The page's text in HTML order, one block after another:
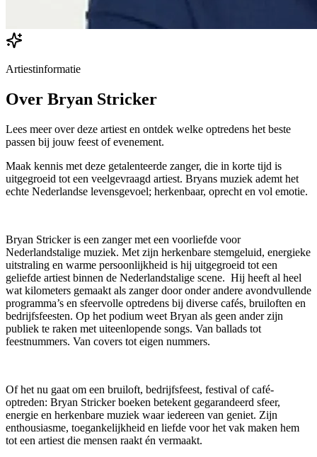
Artiestinformatie
Over Bryan Stricker
Lees meer over deze artiest en ontdek welke optredens het beste
passen bij jouw feest of evenement.
Maak kennis met deze getalenteerde zanger, die in korte tijd is
uitgegroeid tot een veelgevraagd artiest. Bryans muziek ademt het
echte Nederlandse levensgevoel; herkenbaar, oprecht en vol emotie.
Bryan Stricker is een zanger met een voorliefde voor
Nederlandstalige muziek. Met zijn herkenbare stemgeluid, energieke
uitstraling en warme persoonlijkheid is hij uitgegroeid tot een
geliefde artiest binnen de Nederlandstalige scene. Hij heeft al heel
wat kilometers gemaakt als zanger door onder andere avondvullende
programma’s en sfeervolle optredens bij diverse cafés, bruiloften en
bedrijfsfeesten. Op het podium weet Bryan als geen ander zijn
publiek te raken met uiteenlopende songs. Van ballads tot
feestnummers. Van covers tot eigen nummers.
Of het nu gaat om een bruiloft, bedrijfsfeest, festival of café-
optreden: Bryan Stricker boeken betekent gegarandeerd sfeer,
energie en herkenbare muziek waar iedereen van geniet. Zijn
enthousiasme, toegankelijkheid en liefde voor het vak maken hem
tot een artiest die mensen raakt én vermaakt.